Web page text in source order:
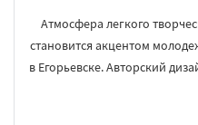
Атмосфера легкого
становится акцентом
в Егорьевске. Авторский